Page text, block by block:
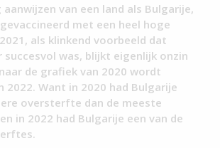
van een land als Bulgarije,
met een heel hoge
als klinkend voorbeeld dat
succesvol was, blijkt eigenlijk onzin
de grafiek van 2020 wordt
2022. Want in 2020 had Bulgarije
oversterfte dan de meeste
in 2022 had Bulgarije een van de